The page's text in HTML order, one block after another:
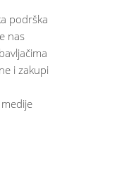
podrška
nas
i zakupi